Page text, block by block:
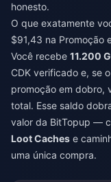
honesto.
O que exatamente
$91,43 na Promoção
Você recebe 11.200
CDK verificado e, se
promoção em dobro,
total. Esse saldo
valor da BitTopup —
Loot Caches e
uma única compra.